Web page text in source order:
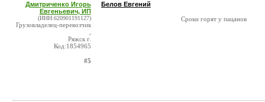
Дмитриченко Игорь
Евгеньевич, ИП
(ИНН:620901191127)
Грузовладелец-перевозчик
Ряжск г.
Код:1854965
#5
Белов Евгений
Сроки горят у пацанов